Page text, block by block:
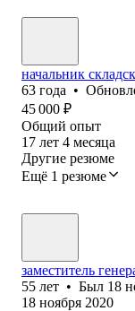
начальник
63 года •
45 000 ₽
Общий опыт
17 лет 4 месяца
Другие резюме
Ещё 1 резюме
заместитель
55 лет • Был 18
18 ноября 2020